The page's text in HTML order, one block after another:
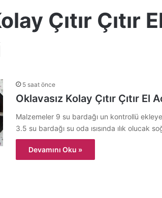
Çıtır Çıtır
5 saat önce
Oklavasız Kolay Çıtır Çıtır El
Malzemeler 9 su bardağı un kontrollü
3.5 su bardağı su oda ısısında ılık olucak
Devamını Oku »